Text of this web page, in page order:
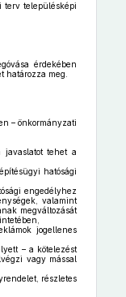
terv településképi
érdekében
határozza meg.
– önkormányzati
javaslatot tehet a
hatósági
engedélyhez
valamint
megváltozását
jogellenes
– a kötelezést
vagy mással
részletes